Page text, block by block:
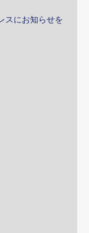
スにお知らせを